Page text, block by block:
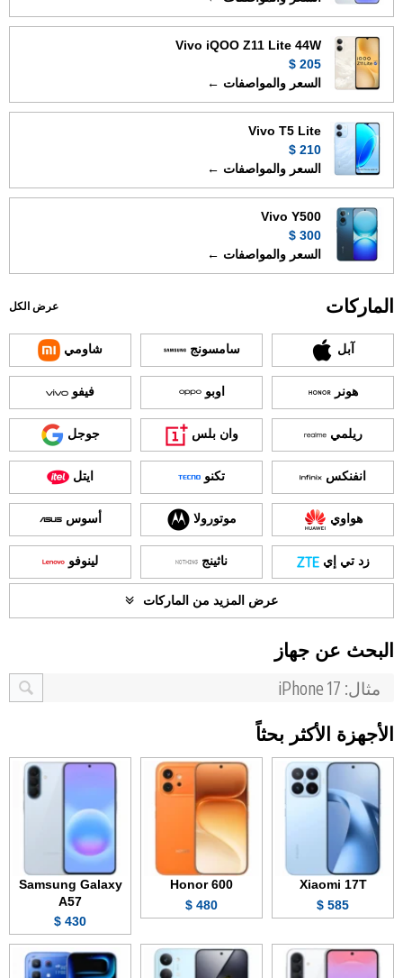
Vivo iQOO Z11 Lite 44W
205 $
السعر والمواصفات ←
Vivo T5 Lite
210 $
السعر والمواصفات ←
Vivo Y500
300 $
السعر والمواصفات ←
الماركات عرض الكل
آبل سامسونج شاومي
هونر اوبو فيفو
ريلمي وان بلس جوجل
انفنكس تكنو ايتل
هواوي موتورولا أسوس
زد تي إي ناثينج لينوفو
عرض المزيد من الماركات
البحث عن جهاز
الأجهزة الأكثر بحثاً
Xiaomi 17T
585 $
Honor 600
480 $
Samsung Galaxy
A57
430 $